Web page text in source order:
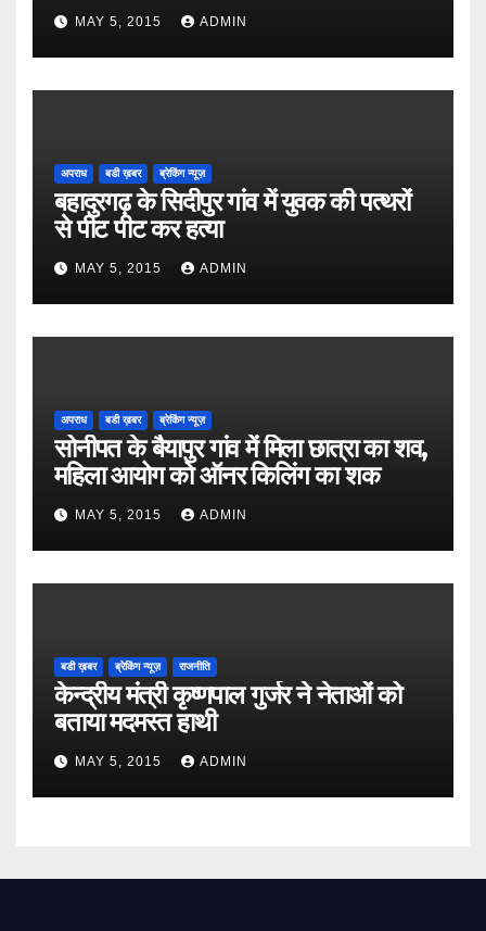
MAY 5, 2015 ADMIN
अपराध बडी ख़बर ब्रेकिंग न्यूज़
बहादुरगढ़ के सिदीपुर गांव में युवक की पत्थरों
से पीट पीट कर हत्या
MAY 5, 2015 ADMIN
अपराध बडी ख़बर ब्रेकिंग न्यूज़
सोनीपत के बैयापुर गांव में मिला छात्रा का शव,
महिला आयोग को ऑनर किलिंग का शक
MAY 5, 2015 ADMIN
बडी ख़बर ब्रेकिंग न्यूज़ राजनीति
केन्द्रीय मंत्री कृष्णपाल गुर्जर ने नेताओं को
बताया मदमस्त हाथी
MAY 5, 2015 ADMIN